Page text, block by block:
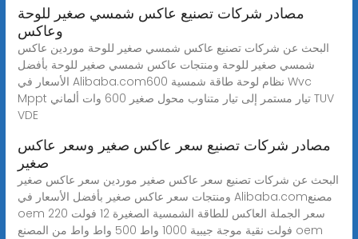
مصادر شركات تصنيع عاكس شمسي صغير للوحة
وعاكس
البحث عن شركات تصنيع عاكس شمسي صغير للوحة موردين عاكس
شمسي صغير للوحة ومنتجات عاكس شمسي صغير للوحة بأفضل
الأسعار في Alibaba.comنظام لوحة طاقة شمسية 600 Wvc
Mppt تيار مستمر إلى تيار متناوب محول صغير 600 وات ألماني TUV
VDE
مصادر شركات تصنيع سعر عاكس صغير وسعر عاكس
صغير
البحث عن شركات تصنيع سعر عاكس صغير موردين سعر عاكس صغير
ومنتجات سعر عاكس صغير بأفضل الأسعار في Alibaba.comمصنع
oem سعر الجملة العاكس للطاقة الشمسية الصغيرة 12 فولت 220
فولت نقية موجة جيبية 1000 واط 500 واط واط من المصنع oem